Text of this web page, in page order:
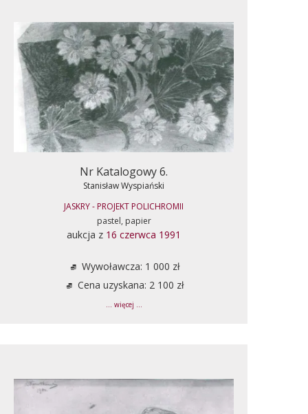
Nr Katalogowy 6.
Stanisław Wyspiański
JASKRY - PROJEKT POLICHROMII
pastel, papier
aukcja z 16 czerwca 1991
Wywoławcza: 1 000 zł
Cena uzyskana: 2 100 zł
... więcej ...